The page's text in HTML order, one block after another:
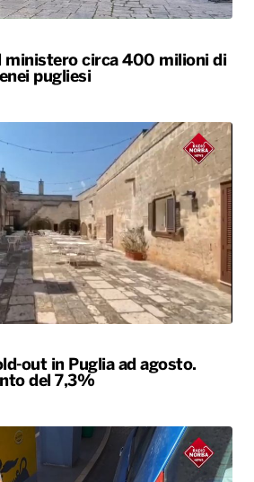
ministero circa 400 milioni di
pugliesi
out in Puglia ad agosto.
del 7,3%